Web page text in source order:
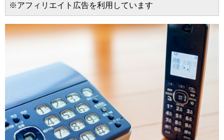
※アフィリエイト広告を利用しています